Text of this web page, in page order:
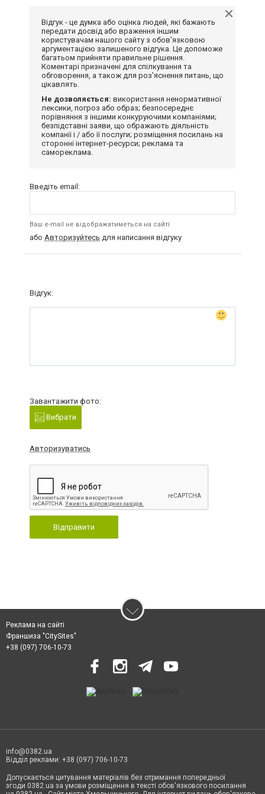
Відгук - це думка або оцінка людей, які бажають
передати досвід або враження іншим
користувачам нашого сайту з обов'язковою
аргументацією залишеного відгука. Це допоможе
багатьом прийняти правильне рішення.
Коментарі призначені для спілкування та
обговорення, а також для роз'яснення питань, що
цікавлять.
Не дозволяється: використання ненормативної
лексики, погроз або образ; безпосереднє
порівняння з іншими конкуруючими компаніями;
безпідставні заяви, що ображають діяльність
компанії і / або її послуги; розміщення посилань на
сторонні інтернет-ресурси; реклама та
самореклама.
Введіть email:
Ваш e-mail не відображатиметься на сайті
або Авторизуйтесь для написання відгуку
Відгук:
Завантажити фото:
Вибрати
Авторизуватись
Відправити
Реклама на сайті
Франшиза "CitySites"
+38 (097) 706-10-73
info@0382.ua
Відділ реклами: +38 (097) 706-10-73
Допускається цитування матеріалів без отримання попередньої
згоди 0382.ua за умови розміщення в тексті обов'язкового посилання